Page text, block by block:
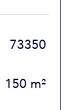
Valeurs
73350
150 m²